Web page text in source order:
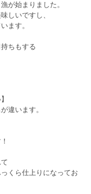
が始まりました。
しいですし、
ます。
ちもする
違います。
くら仕上りになってお